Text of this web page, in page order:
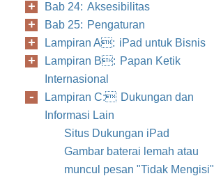
Bab 24: Aksesibilitas
Bab 25: Pengaturan
Lampiran A: iPad untuk Bisnis
Lampiran B: Papan Ketik
Internasional
Lampiran C: Dukungan dan
Informasi Lain
Situs Dukungan iPad
Gambar baterai lemah atau
muncul pesan "Tidak Mengisi"